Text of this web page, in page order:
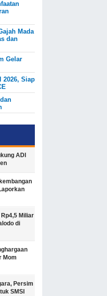
Mada
dan
Gelar
2026, Siap
ADI
Miliar
di
Mom
Persim
SMSI